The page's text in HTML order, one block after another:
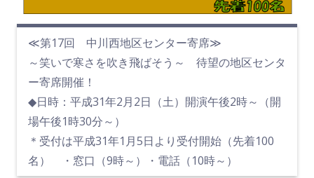
≪第17回 中川西地区センター寄席≫
～笑いで寒さを吹き飛ばそう～ 待望の地区センタ
ー寄席開催！
◆日時：平成31年2月2日（土）開演午後2時～（開
場午後1時30分～）
＊受付は平成31年1月5日より受付開始（先着100
名） ・窓口（9時～）・電話（10時～）